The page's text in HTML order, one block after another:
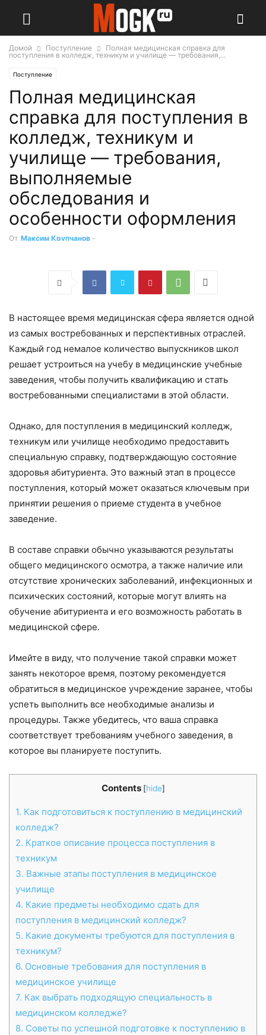
Домой Поступление
Полная медицинская справка для
поступления в колледж, техникум и училище — требования,...
Поступление
Полная медицинская
справка для поступления в
колледж, техникум и
училище — требования,
выполняемые
обследования и
особенности оформления
От Максим Крупчанов -
В настоящее время медицинская сфера является одной
из самых востребованных и перспективных отраслей.
Каждый год немалое количество выпускников школ
решает устроиться на учебу в медицинские учебные
заведения, чтобы получить квалификацию и стать
востребованными специалистами в этой области.
Однако, для поступления в медицинский колледж,
техникум или училище необходимо предоставить
специальную справку, подтверждающую состояние
здоровья абитуриента. Это важный этап в процессе
поступления, который может оказаться ключевым при
принятии решения о приеме студента в учебное
заведение.
В составе справки обычно указываются результаты
общего медицинского осмотра, а также наличие или
отсутствие хронических заболеваний, инфекционных и
психических состояний, которые могут влиять на
обучение абитуриента и его возможность работать в
медицинской сфере.
Имейте в виду, что получение такой справки может
занять некоторое время, поэтому рекомендуется
обратиться в медицинское учреждение заранее, чтобы
успеть выполнить все необходимые анализы и
процедуры. Также убедитесь, что ваша справка
соответствует требованиям учебного заведения, в
которое вы планируете поступить.
Contents [hide]
1. Как подготовиться к поступлению в медицинский
колледж?
2. Краткое описание процесса поступления в
техникум
3. Важные этапы поступления в медицинское
училище
4. Какие предметы необходимо сдать для
поступления в медицинский колледж?
5. Какие документы требуются для поступления в
техникум?
6. Основные требования для поступления в
медицинское училище
7. Как выбрать подходящую специальность в
медицинском колледже?
8. Советы по успешной подготовке к поступлению в